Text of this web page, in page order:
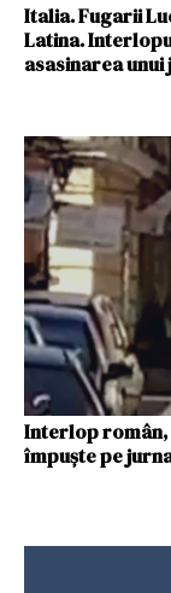
Italia. Fugarii
Latina.
asasinarea
Interlop român,
împuște pe